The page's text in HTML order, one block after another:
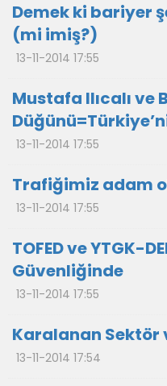
Demek ki bariyer
(mi imiş?)
13-11-2014 17:55
Mustafa Ilıcalı ve
13-11-2014 17:55
Trafiğimiz adam
13-11-2014 17:55
TOFED ve YTGK-
Güvenliğinde
13-11-2014 17:55
Karalanan Sektör
13-11-2014 17:54